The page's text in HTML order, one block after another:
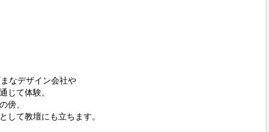
なデザイン会社や
じて体験。
傍、
して教壇にも立ちます。